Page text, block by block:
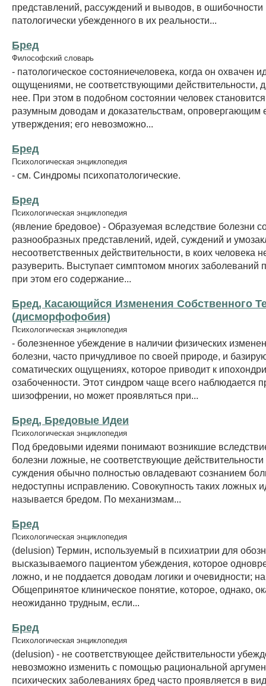
представлений, рассуждений и выводов, в ошибочности
патологически убежденного в их реальности...
Бред
Философский словарь
- патологическое состояниечеловека, когда он охвачен
ощущениями, не соответствующими действительности,
нее. При этом в подобном состоянии человек
разумным доводам и доказательствам, опровергающим
утверждения; его невозможно...
Бред
Психологическая энциклопедия
- см. Синдромы психопатологические.
Бред
Психологическая энциклопедия
(явление бредовое) - Образуемая вследствие болезни
разнообразных представлений, идей, суждений и
несоответственных действительности, в коих человека
разуверить. Выступает симптомом многих заболеваний
при этом его содержание...
Бред, Касающийся Изменения Собственного
(дисморфофобия)
Психологическая энциклопедия
- болезненное убеждение в наличии физических
болезни, часто причудливое по своей природе, и
соматических ощущениях, которое приводит к
озабоченности. Этот синдром чаще всего наблюдается
шизофрении, но может проявляться при...
Бред, Бредовые Идеи
Психологическая энциклопедия
Под бредовыми идеями понимают возникшие
болезни ложные, не соответствующие
суждения обычно полностью овладевают сознанием
недоступны исправлению. Совокупность таких ложных
называется бредом. По механизмам...
Бред
Психологическая энциклопедия
(delusion) Термин, используемый в психиатрии для
высказываемого пациентом убеждения, которое
ложно, и не поддается доводам логики и очевидности;
Общепринятое клиническое понятие, которое, однако,
неожиданно трудным, если...
Бред
Психологическая энциклопедия
(delusion) - не соответствующее действительности
невозможно изменить с помощью рациональной
психических заболеваниях бред часто проявляется в